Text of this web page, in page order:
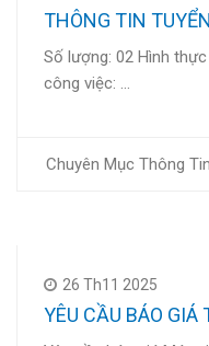
THÔNG TIN
Số lượng: 02 Hình
công việc: …
Chuyên Mục Thông
26 Th11 2025
YÊU CẦU BÁO GIÁ